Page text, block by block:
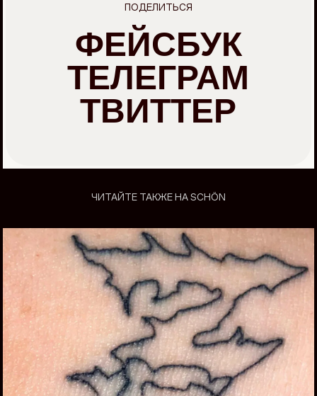
ПОДЕЛИТЬСЯ
ФЕЙСБУК
ТЕЛЕГРАМ
ТВИТТЕР
ЧИТАЙТЕ ТАКЖЕ НА SCHÖN